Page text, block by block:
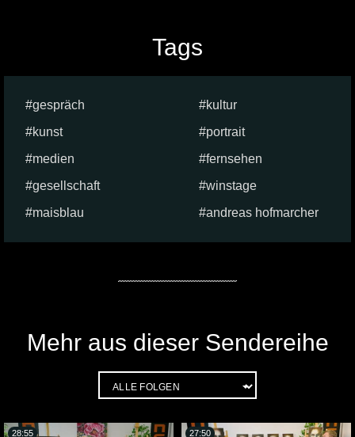
Tags
gespräch
kultur
kunst
portrait
medien
fernsehen
gesellschaft
winstage
maisblau
andreas hofmarcher
Mehr aus dieser Sendereihe
28:55 27:50